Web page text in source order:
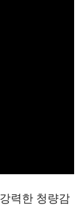
력한 청량감